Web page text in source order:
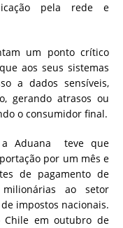
pela rede e
um ponto crítico
aos seus sistemas
a dados sensíveis,
gerando atrasos ou
o consumidor final.
a Aduana teve que
por um mês e
de pagamento de
ao setor
impostos nacionais.
Chile em outubro de